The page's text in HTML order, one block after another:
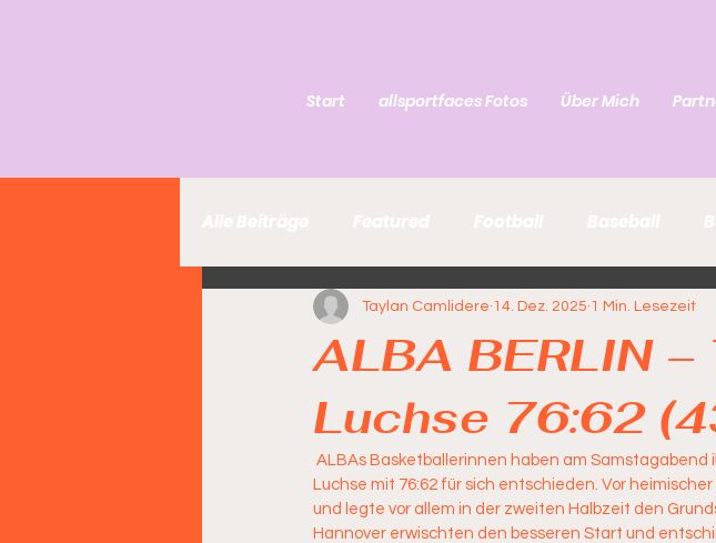
Start allsportfaces Fotos Über Mich
ALBA BERLIN –
Luchse 76:62
Taylan Camlidere 14. Dez. 2025 1 Min. Lesezeit
Luchse mit 76:62 für sich entschieden. Vor
und legte vor allem in der zweiten Halbzeit den
Hannover erwischten den besseren Start und